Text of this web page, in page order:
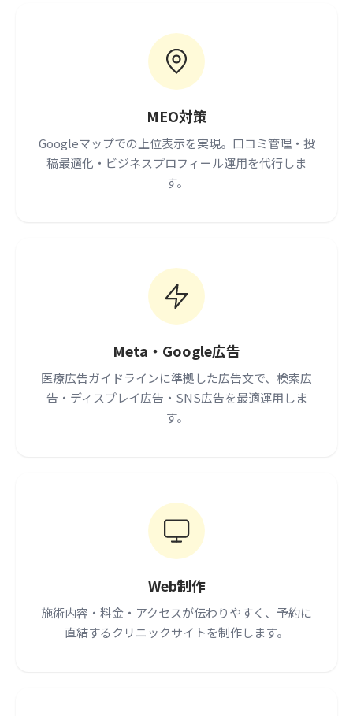
MEO対策
Googleマップでの上位表示を実現。口コミ管理・投
稿最適化・ビジネスプロフィール運用を代行しま
す。
Meta・Google広告
医療広告ガイドラインに準拠した広告文で、検索広
告・ディスプレイ広告・SNS広告を最適運用しま
す。
Web制作
施術内容・料金・アクセスが伝わりやすく、予約に
直結するクリニックサイトを制作します。